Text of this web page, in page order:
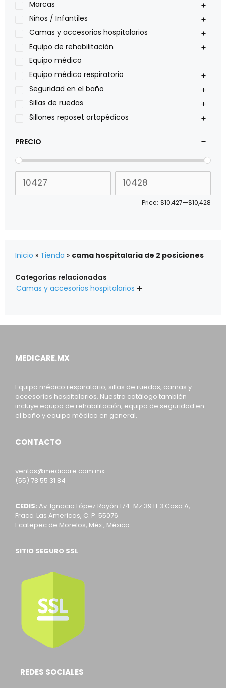
Nidek
Oxiplus
Philips
Pride
Roho
Sillas de ruedas Everest Jennings
Stealth products
Xiehe Medical
Marcas
Niños / Infantiles
Camas y accesorios hospitalarios
Equipo de rehabilitación
Equipo médico
Equipo médico respiratorio
Seguridad en el baño
Sillas de ruedas
Sillones reposet ortopédicos
PRECIO
Price: $10,427—$10,428
Inicio » Tienda » cama hospitalaria de 2 posiciones
Categorías relacionadas
Camas y accesorios hospitalarios 
MEDICARE.MX
Equipo médico respiratorio, sillas de ruedas, camas y
accesorios hospitalarios. Nuestro catálogo también
incluye equipo de rehabilitación, equipo de seguridad en
el baño y equipo médico en general.
CONTACTO
ventas@medicare.com.mx
(55) 78 55 31 84
CEDIS: Av. Ignacio López Rayón 174-Mz 39 Lt 3 Casa A,
Fracc. Las Americas, C. P. 55076
Ecatepec de Morelos, Méx., México
SITIO SEGURO SSL
REDES SOCIALES